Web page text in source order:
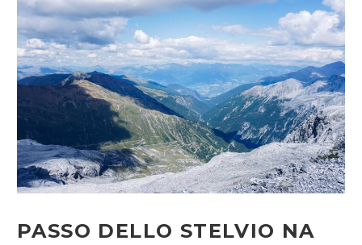
PASSO DELLO STELVIO NA